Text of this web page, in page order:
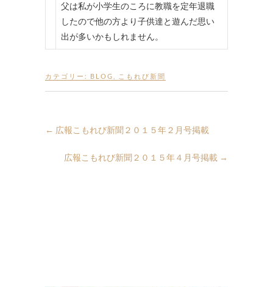
父は私が小学生のころに教職を定年退職
したので他の方より子供達と遊んだ思い
出が多いかもしれません。
カテゴリー: BLOG こもれび新聞
← 広報こもれび新聞２０１５年２月号掲載
広報こもれび新聞２０１５年４月号掲載 →